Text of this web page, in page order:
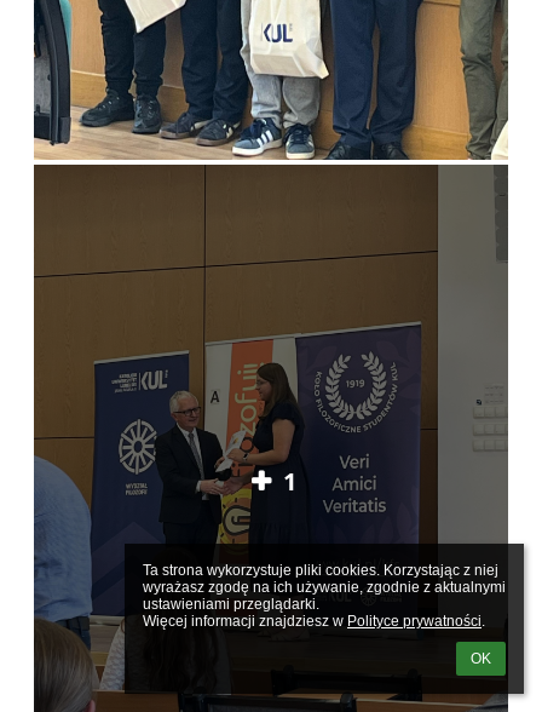
Ta strona wykorzystuje pliki cookies. Korzystając z niej
wyrażasz zgodę na ich używanie, zgodnie z aktualnymi
ustawieniami przeglądarki.
Więcej informacji znajdziesz w Polityce prywatności.
OK
1